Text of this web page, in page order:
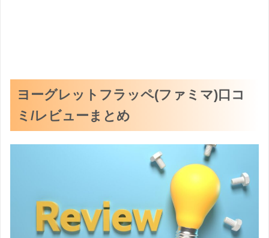
ヨーグレットフラッペ(ファミマ)口コ
ミ/レビューまとめ